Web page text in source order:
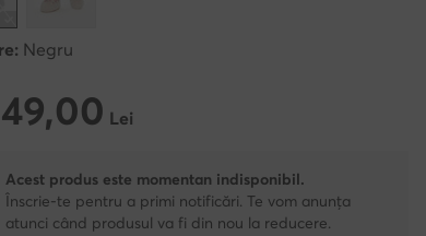
Negru
Lei
Lei
Acest produs este momentan indisponibil.
Înscrie-te pentru a primi notificări. Te vom anunța
atunci când produsul va fi din nou la reducere.